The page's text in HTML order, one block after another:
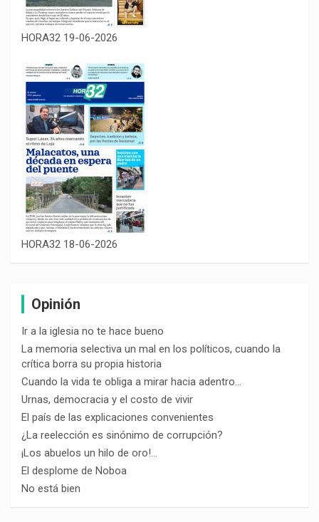
HORA32 19-06-2026
HORA32 18-06-2026
Opinión
Ir a la iglesia no te hace bueno
La memoria selectiva un mal en los políticos, cuando la
crítica borra su propia historia
Cuando la vida te obliga a mirar hacia adentro…
Urnas, democracia y el costo de vivir
El país de las explicaciones convenientes
¿La reelección es sinónimo de corrupción?
¡Los abuelos un hilo de oro!…
El desplome de Noboa
No está bien